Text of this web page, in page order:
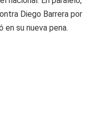
Diego Barrera por
en su nueva pena.